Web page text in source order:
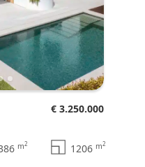
€ 3.250.000
386 m2 1206 m2